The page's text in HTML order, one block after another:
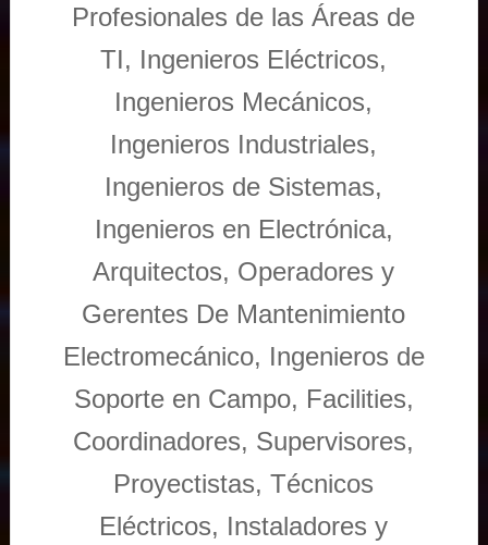
Profesionales de las Áreas de
TI, Ingenieros Eléctricos,
Ingenieros Mecánicos,
Ingenieros Industriales,
Ingenieros de Sistemas,
Ingenieros en Electrónica,
Arquitectos, Operadores y
Gerentes De Mantenimiento
Electromecánico, Ingenieros de
Soporte en Campo, Facilities,
Coordinadores, Supervisores,
Proyectistas, Técnicos
Eléctricos, Instaladores y